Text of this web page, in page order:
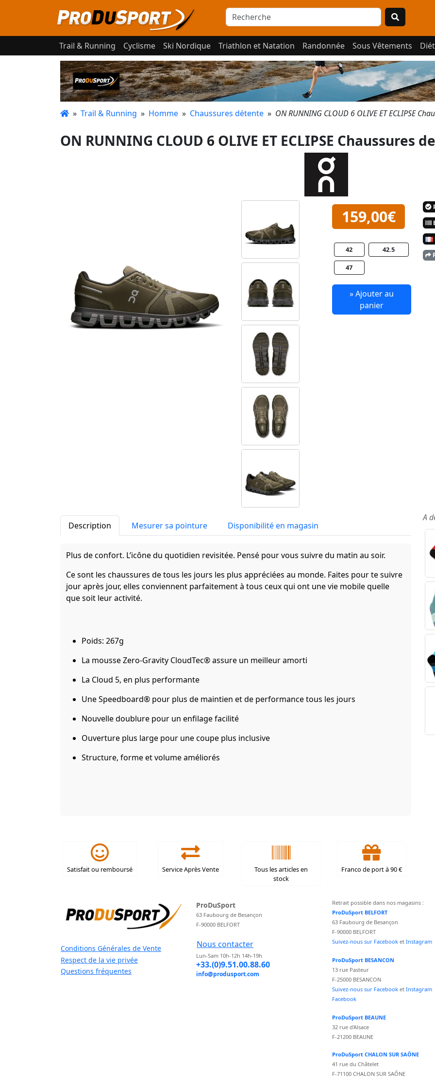
Trail & Running Cyclisme Ski Nordique Triathlon et Natation Randonnée Sous Vêtements
» Trail & Running » Homme » Chaussures détente » ON RUNNING CLOUD 6 OLIVE ET ECLIPSE
ON RUNNING CLOUD 6 OLIVE ET ECLIPSE Chaussures
159,00€
42 42.5
47
» Ajouter au
panier
Description Mesurer sa pointure Disponibilité en magasin
Plus de confort. L’icône du quotidien revisitée. Pensé pour vous suivre du matin au soir.
Ce sont les chaussures de tous les jours les plus appréciées au monde. Faites pour te suivre
jour après jour, elles conviennent parfaitement à tous ceux qui ont une vie mobile quelle
que soit leur activité.
Poids: 267g
La mousse Zero-Gravity CloudTec® assure un meilleur amorti
La Cloud 5, en plus performante
Une Speedboard® pour plus de maintien et de performance tous les jours
Nouvelle doublure pour un enfilage facilité
Ouverture plus large pour une coupe plus inclusive
Structure, forme et volume améliorés
A
Satisfait ou remboursé Service Après Vente
Tous les articles en
stock
Franco de port à 90 €
Conditions Générales de Vente
Respect de la vie privée
Questions fréquentes
ProDuSport
63 Faubourg de Besançon
F-90000 BELFORT
Nous contacter
Lun-Sam 10h-12h 14h-19h
+33.(0)9.51.00.88.60
info@produsport.com
Retrait possible dans nos magasins :
ProDuSport BELFORT
63 Faubourg de Besançon
F-90000 BELFORT
Suivez-nous sur Facebook et Instagram
ProDuSport BESANCON
13 rue Pasteur
F-25000 BESANCON
Suivez-nous sur Facebook et Instagram
Facebook
ProDuSport BEAUNE
32 rue d'Alsace
F-21200 BEAUNE
ProDuSport CHALON SUR SAÔNE
41 rue du Châtelet
F-71100 CHALON SUR SAÔNE